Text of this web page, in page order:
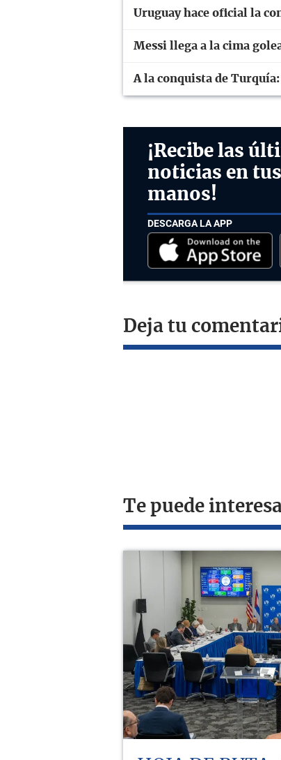
Uruguay hace oficial la
Messi llega a la cima
A la conquista de
¡Recibe las
noticias en
manos!
DESCARGA LA APP
Deja tu
Te puede